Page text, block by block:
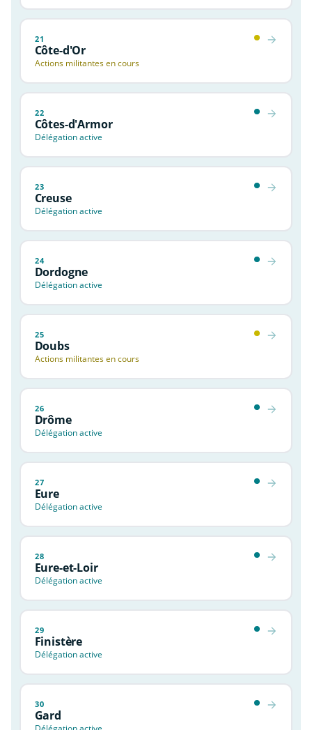
21
Côte-d'Or
Actions militantes en cours
22
Côtes-d'Armor
Délégation active
23
Creuse
Délégation active
24
Dordogne
Délégation active
25
Doubs
Actions militantes en cours
26
Drôme
Délégation active
27
Eure
Délégation active
28
Eure-et-Loir
Délégation active
29
Finistère
Délégation active
30
Gard